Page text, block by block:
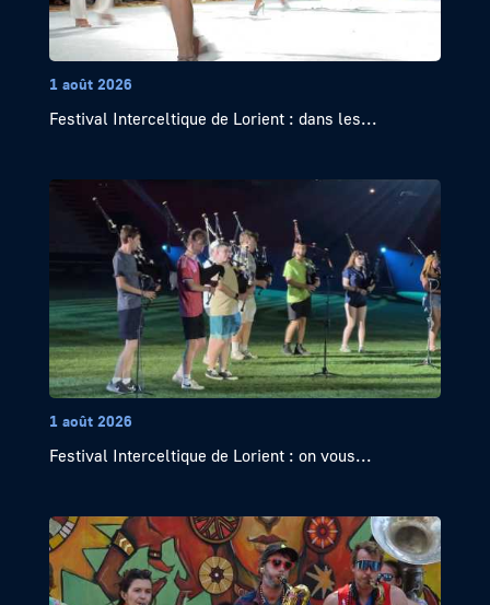
1 août 2026
Festival Interceltique de Lorient : dans les...
1 août 2026
Festival Interceltique de Lorient : on vous...